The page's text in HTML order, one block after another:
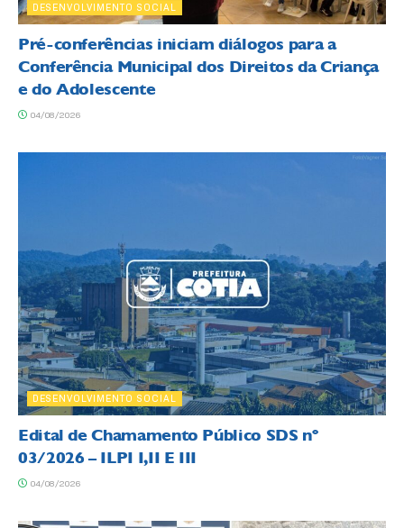
DESENVOLVIMENTO SOCIAL
Pré-conferências iniciam diálogos para a
Conferência Municipal dos Direitos da Criança
e do Adolescente
04/08/2026
DESENVOLVIMENTO SOCIAL
Edital de Chamamento Público SDS nº
03/2026 – ILPI I,II E III
04/08/2026